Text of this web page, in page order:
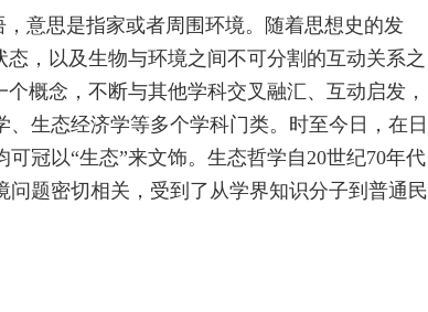
意思是指家或者周围环境。随着思想史的发
，以及生物与环境之间不可分割的互动关系之
概念，不断与其他学科交叉融汇、互动启发，
生态经济学等多个学科门类。时至今日，在日
冠以“生态”来文饰。生态哲学自20世纪70年代
题密切相关，受到了从学界知识分子到普通民